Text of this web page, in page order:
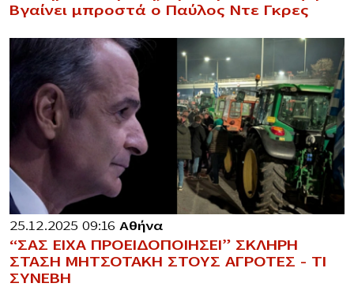
Βγαίνει μπροστά ο Παύλος Ντε Γκρες
25.12.2025 09:16 Αθήνα
“ΣΑΣ ΕΙΧΑ ΠΡΟΕΙΔΟΠΟΙΗΣΕΙ” ΣΚΛΗΡΗ
ΣΤΑΣΗ ΜΗΤΣΟΤΑΚΗ ΣΤΟΥΣ ΑΓΡΟΤΕΣ – ΤΙ
ΣΥΝΕΒΗ